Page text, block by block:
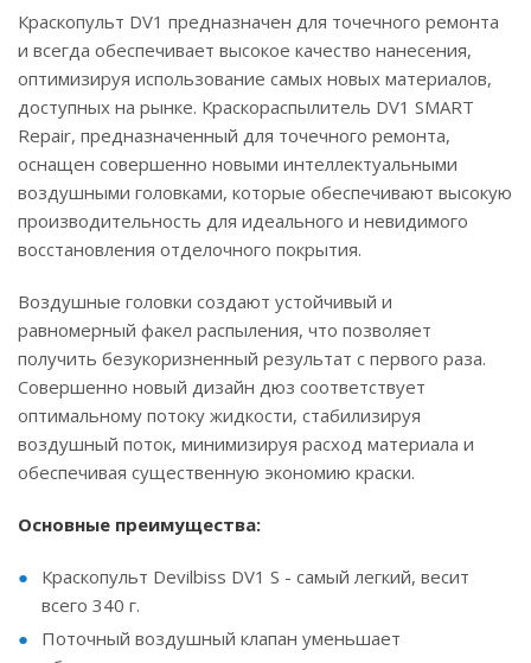
Краскопульт DV1 предназначен для точечного ремонта
и всегда обеспечивает высокое качество нанесения,
оптимизируя использование самых новых материалов,
доступных на рынке. Краскораспылитель DV1 SMART
Repair, предназначенный для точечного ремонта,
оснащен совершенно новыми интеллектуальными
воздушными головками, которые обеспечивают высокую
производительность для идеального и невидимого
восстановления отделочного покрытия.
Воздушные головки создают устойчивый и
равномерный факел распыления, что позволяет
получить безукоризненный результат с первого раза.
Совершенно новый дизайн дюз соответствует
оптимальному потоку жидкости, стабилизируя
воздушный поток, минимизируя расход материала и
обеспечивая существенную экономию краски.
Основные преимущества:
Краскопульт Devilbiss DV1 S - самый легкий, весит
всего 340 г.
Поточный воздушный клапан уменьшает